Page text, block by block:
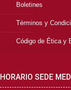
Boletines
Términos y
Código de Ética y
HORARIO SEDE